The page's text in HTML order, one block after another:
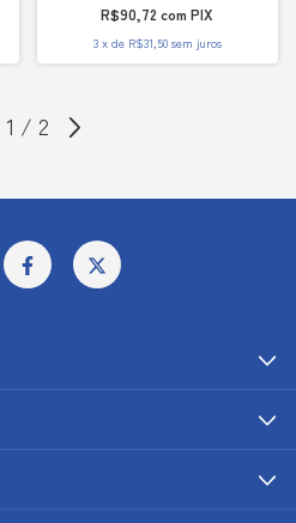
R$90,72com PIX
3 x de R$31,50 sem juros
1 / 2